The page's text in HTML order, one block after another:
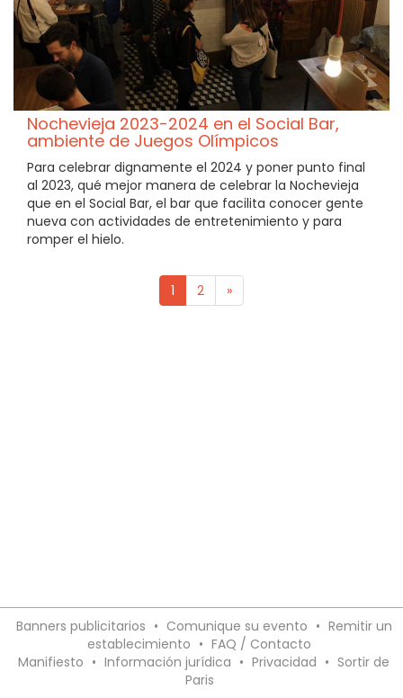
Nochevieja 2023-2024 en el Social Bar,
ambiente de Juegos Olímpicos
Para celebrar dignamente el 2024 y poner punto final
al 2023, qué mejor manera de celebrar la Nochevieja
que en el Social Bar, el bar que facilita conocer gente
nueva con actividades de entretenimiento y para
romper el hielo.
1 2 »
Banners publicitarios • Comunique su evento • Remitir un
establecimiento • FAQ / Contacto
Manifiesto • Información jurídica • Privacidad • Sortir de
Paris